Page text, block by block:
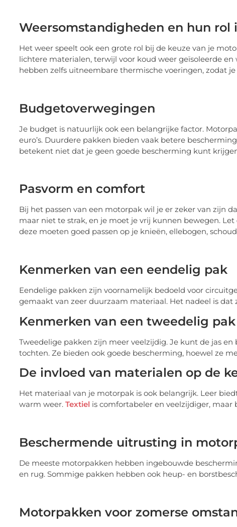
Weersomstandigheden en hun rol
Het weer speelt ook een grote rol bij de keuze van je
lichtere materialen, terwijl voor koud weer geïsoleerde
hebben zelfs uitneembare thermische voeringen, zodat
Budgetoverwegingen
Je budget is natuurlijk ook een belangrijke factor.
euro’s. Duurdere pakken bieden vaak betere
betekent niet dat je geen goede bescherming kunt
Pasvorm en comfort
Bij het passen van een motorpak wil je er zeker van zijn
maar niet te strak, en je moet je vrij kunnen bewegen.
deze moeten goed passen op je knieën, ellebogen,
Kenmerken van een eendelig pak
Eendelige pakken zijn voornamelijk bedoeld voor
gemaakt van zeer duurzaam materiaal. Het nadeel is
Kenmerken van een tweedelig pak
Tweedelige pakken zijn meer veelzijdig. Je kunt de jas
tochten. Ze bieden ook goede bescherming, hoewel ze
De invloed van materialen op de
Het materiaal van je motorpak is ook belangrijk. Leer
warm weer. Textiel is comfortabeler en veelzijdiger,
Beschermende uitrusting in
De meeste motorpakken hebben ingebouwde
en rug. Sommige pakken hebben ook heup- en
Motorpakken voor zomerse